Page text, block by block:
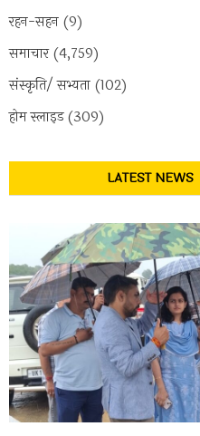
रहन-सहन (9)
समाचार(4,759)
संस्कृति/ सभ्यता (102)
होम स्लाइड(309)
LATEST NEWS